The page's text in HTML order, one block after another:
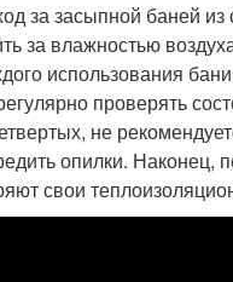
за засыпной баней
за влажностью
использования
проверять
не
опилки. Наконец,
свои